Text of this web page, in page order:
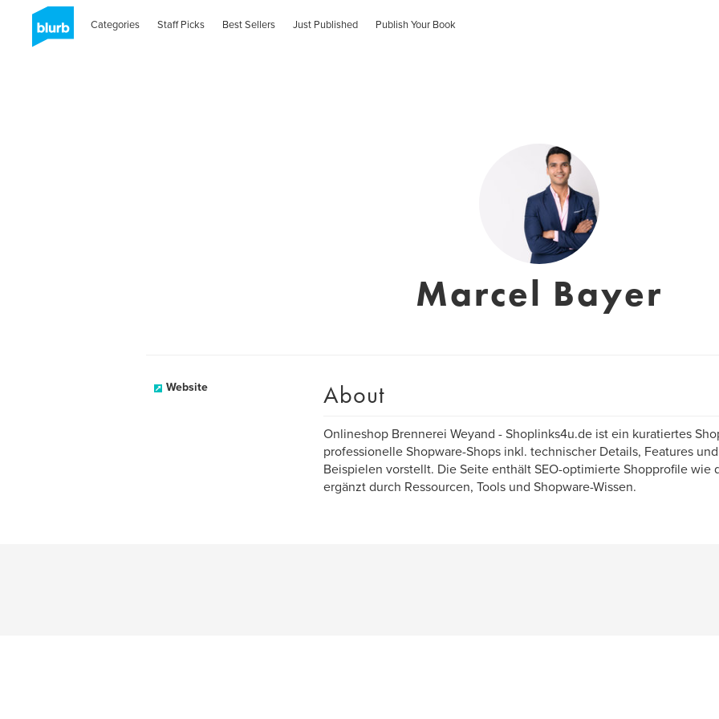
Categories Staff Picks Best Sellers Just Published Publish Your Book
Marcel Bayer
Website About
Onlineshop Brennerei Weyand - Shoplinks4u.de ist ein kuratiertes
professionelle Shopware-Shops inkl. technischer Details, Features
Beispielen vorstellt. Die Seite enthält SEO-optimierte Shopprofile wie
ergänzt durch Ressourcen, Tools und Shopware-Wissen.